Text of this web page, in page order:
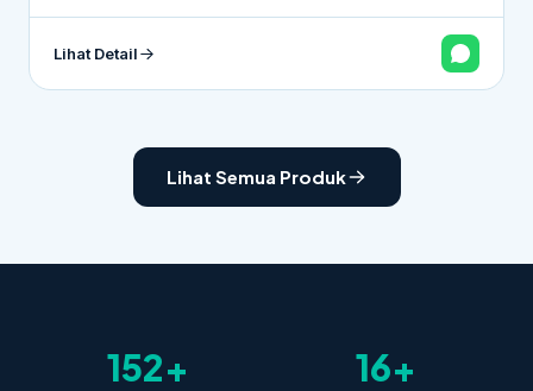
Lihat Detail
Lihat Semua Produk
152+ 16+